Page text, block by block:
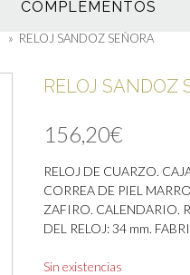
COMPLEMENTOS
» RELOJ SANDOZ SEÑORA
RELOJ SANDOZ
156,20€
RELOJ DE CUARZO.
CORREA DE PIEL
ZAFIRO. CALENDARIO.
DEL RELOJ: 34 mm.
Sin existencias